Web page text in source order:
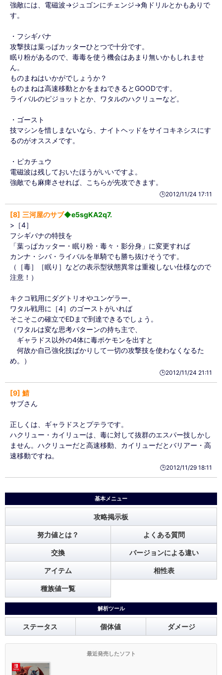
強敵には、電磁波→ジュゴンにチェンジ→角ドリルとかもありで
す。
・フシギバナ
攻撃技は葉っぱカッターひとつで十分です。
眠り粉があるので、毒毒を使う機会はあまり無いかもしれませ
ん。
ものまねはいかがでしょうか？
ものまねは高速移動とかをまねできるとGOODです。
ライバルのピジョットとか、ワタルのハクリューなど。
・ゴースト
技マシンを惜しまないなら、ナイトヘッドをサイコキネシスにす
るのがオススメです。
・ピカチュウ
電磁波は残しておいたほうがいいですよ。
強敵でも麻痺させれば、こちらが先攻できます。
🕒️2012/11/24 17:11
8 三河屋のサブ◆e5sgKA2q7.
>［4］
フシギバナの特技を
「葉っぱカッター・眠り粉・毒々・影分身」に変更すれば
カンナ・シバ・ライバルを単騎でも勝ち抜けそうです。
（［毒］［眠り］などの表示型状態異常は重複しない仕様なので
注意！）
キクコ戦用にダグトリオやユンゲラー、
ワタル戦用に［4］のゴーストがいれば
そこそこの確立でEDまで到達できるでしょう。
（ワタルは変な思考パターンの持ち主で、
ギャラドス以外の4体に毒ポケモンを出すと
何故か自己強化技ばかりして一切の攻撃技を使わなくなるた
め。）
🕒️2012/11/24 21:11
9 鯖
サブさん
正しくは、ギャラドスとプテラです。
ハクリュー・カイリューは、毒に対して抜群のエスパー技しかし
ません。ハクリューだと高速移動、カイリューだとバリアー・高
速移動ですね。
🕒️2012/11/29 18:11
基本メニュー
攻略掲示板
努力値とは？ よくある質問
交換 バージョンによる違い
アイテム 相性表
種族値一覧
解析ツール
ステータス 個体値 ダメージ
最近発売したソフト